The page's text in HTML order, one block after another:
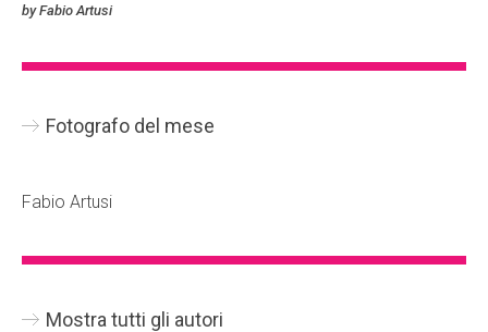
by Fabio Artusi
Fotografo del mese
Fabio Artusi
Mostra tutti gli autori